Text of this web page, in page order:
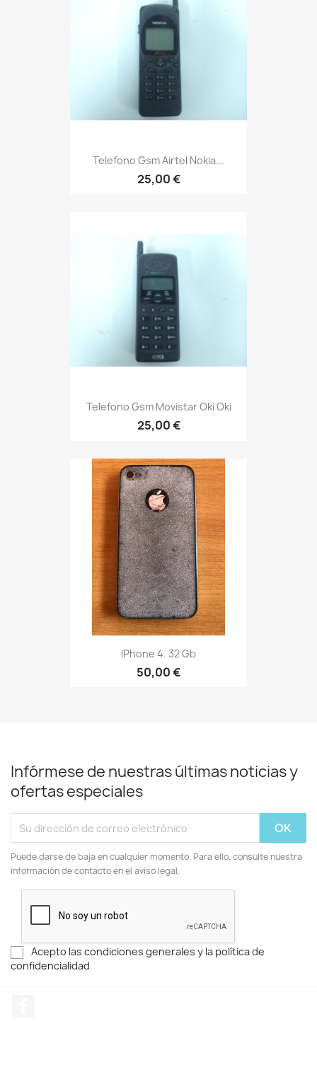
Telefono Gsm Airtel Nokia...
25,00 €
Telefono Gsm Movistar Oki Oki
25,00 €
IPhone 4. 32 Gb
50,00 €
Infórmese de nuestras últimas noticias y
ofertas especiales
Puede darse de baja en cualquier momento. Para ello, consulte nuestra
información de contacto en el aviso legal.
Acepto las condiciones generales y la política de
confidencialidad